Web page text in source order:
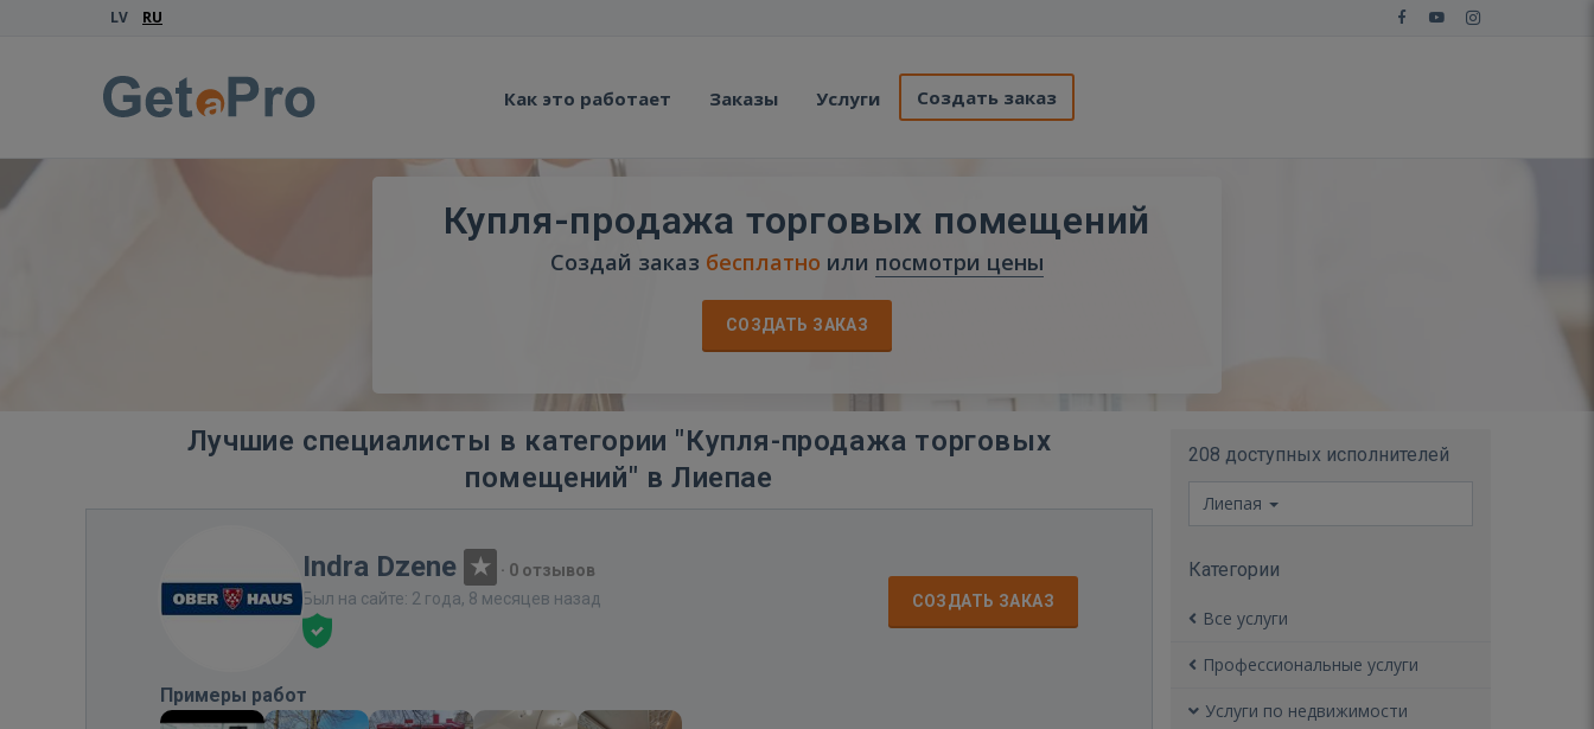
LV RU
Как это работает Заказы Услуги Создать заказ
Купля-продажа торговых помещений
Создай заказ бесплатно или посмотри цены
СОЗДАТЬ ЗАКАЗ
Лучшие специалисты в категории "Купля-продажа торговых
помещений" в Лиепае
Indra Dzene · 0 отзывов
Был на сайте: 2 года, 8 месяцев назад
СОЗДАТЬ ЗАКАЗ
Примеры работ
208 доступных исполнителей
Лиепая
Категории
Все услуги
Профессиональные услуги
Услуги по недвижимости